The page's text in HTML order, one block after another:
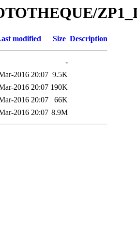
modified Size Description
-
2016 20:07 9.5K
2016 20:07 190K
2016 20:07
66K
2016 20:07 8.9M